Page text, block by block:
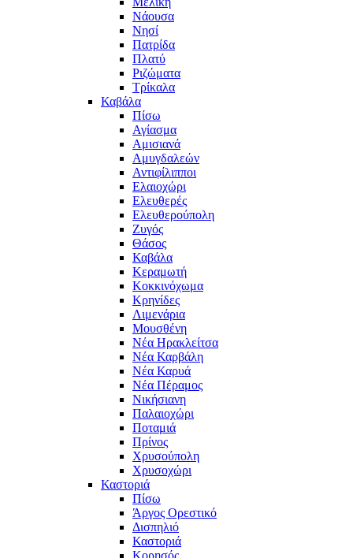
Νάουσα
Νησί
Πατρίδα
Πλατύ
Ριζώματα
Τρίκαλα
Καβάλα
Πίσω
Αγίασμα
Αμισιανά
Αμυγδαλεών
Αντιφίλιπποι
Ελαιοχώρι
Ελευθερές
Ελευθερούπολη
Ζυγός
Θάσος
Καβάλα
Κεραμωτή
Κοκκινόχωμα
Κρηνίδες
Λιμενάρια
Μουσθένη
Νέα Ηρακλείτσα
Νέα Καρβάλη
Νέα Καρυά
Νέα Πέραμος
Νικήσιανη
Παλαιοχώρι
Ποταμιά
Πρίνος
Χρυσούπολη
Χρυσοχώρι
Καστοριά
Πίσω
Άργος Ορεστικό
Δισπηλιό
Καστοριά
Κορησός